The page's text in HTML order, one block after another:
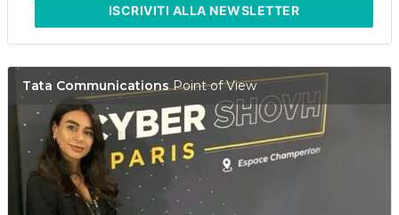
ISCRIVITI ALLA NEWSLETTER
Tata CommunicationsPoint of View